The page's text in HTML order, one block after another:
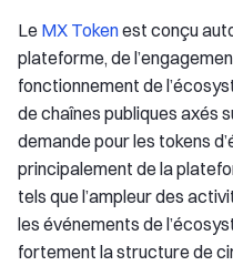
Le MX Tokenest conçu
plateforme, de
fonctionnement de
de chaînes publiques axés
demande pour les tokens
principalement de la
tels que l’ampleur des
les événements de
fortement la structure de